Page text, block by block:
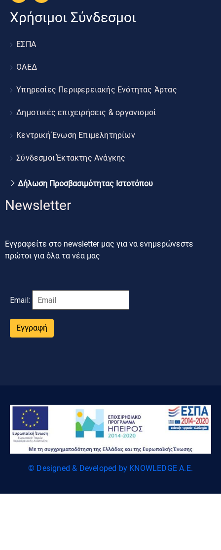
Χρήσιμοι Σύνδεσμοι
ΕΣΠΑ
ΟΑΕΔ
Υπηρεσίες Περιφερειακής Ενότητας Άρτας
Δημοτικές επιχειρήσεις & οργανισμοί
Κεντρική Ένωση Επιμελητηρίων
Σύνδεσμοι Έκτακτης Ανάγκης
Δήλωση Προσβασιμότητας Ιστοτόπου
Newsletter
Εγγραφείτε στο newsletter μας για να ενημερώνεστε
πρώτοι για όλα τα νέα μας
Email:
Εγγραφή
© Designed & Developed by KNOWLEDGE A.E.